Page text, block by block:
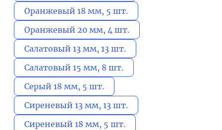
Оранжевый 18 мм, 5 шт.
Оранжевый 20 мм, 4 шт.
Салатовый 13 мм, 13 шт.
Салатовый 15 мм, 8 шт.
Серый 18 мм, 5 шт.
Сиреневый 13 мм, 13 шт.
Сиреневый 18 мм, 5 шт.